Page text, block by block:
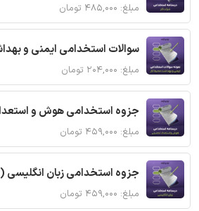
مبلغ: ۴۸۵,۰۰۰ تومان
سوالات استخدامی ایمنی و
مبلغ: ۲۰۴,۰۰۰ تومان
جزوه استخدامی هوش و
مبلغ: ۴۵۹,۰۰۰ تومان
جزوه استخدامی زبان انگلیسی
مبلغ: ۴۵۹,۰۰۰ تومان